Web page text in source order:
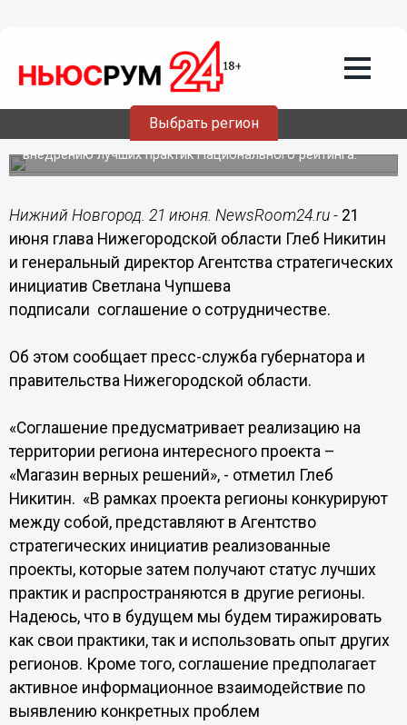
Выбрать регион
Никитин подписал соглашение о
сотрудничестве с Агентством
стратегических инициатив
В Нижнем Новгороде прошло заседание штаба по
внедрению лучших практик Национального рейтинга.
Нижний Новгород. 21 июня. NewsRoom24.ru - 21
июня глава Нижегородской области Глеб Никитин
и генеральный директор Агентства стратегических
инициатив Светлана Чупшева
подписали соглашение о сотрудничестве.
Об этом сообщает пресс-служба губернатора и
правительства Нижегородской области.
«Соглашение предусматривает реализацию на
территории региона интересного проекта –
«Магазин верных решений», - отметил Глеб
Никитин. «В рамках проекта регионы конкурируют
между собой, представляют в Агентство
стратегических инициатив реализованные
проекты, которые затем получают статус лучших
практик и распространяются в другие регионы.
Надеюсь, что в будущем мы будем тиражировать
как свои практики, так и использовать опыт других
регионов. Кроме того, соглашение предполагает
активное информационное взаимодействие по
выявлению конкретных проблем